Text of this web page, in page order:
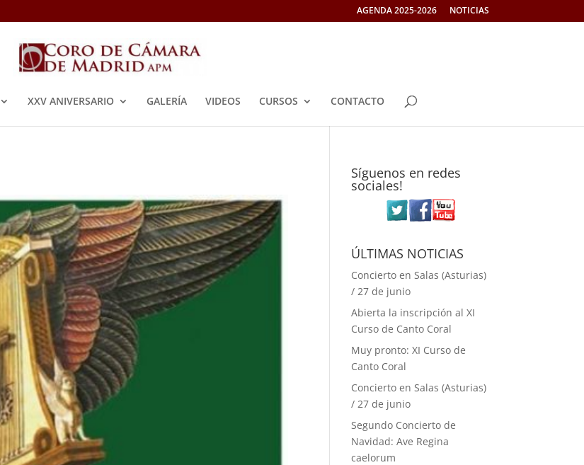
AGENDA 2025-2026 NOTICIAS
XXV ANIVERSARIO GALERÍA VIDEOS CURSOS CONTACTO
Síguenos en redes
sociales!
ÚLTIMAS NOTICIAS
Concierto en Salas (Asturias)
/ 27 de junio
Abierta la inscripción al XI
Curso de Canto Coral
Muy pronto: XI Curso de
Canto Coral
Concierto en Salas (Asturias)
/ 27 de junio
Segundo Concierto de
Navidad: Ave Regina
caelorum